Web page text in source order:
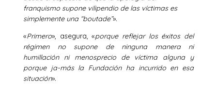
franquismo supone vilipendio de las víctimas es
simplemente una “boutade”».
«Primero», asegura, «porque reflejar los éxitos del
régimen no supone de ninguna manera ni
humillación ni menosprecio de víctima alguna y
porque ja-más la Fundación ha incurrido en esa
situación».